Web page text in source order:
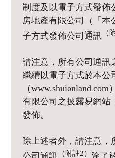
制度及以電子方式發佈
房地產有限公司（「本
子方式發佈公司通訊 （
請注意，所有公司通訊
繼續以電子方式於本公
（
有限公司之披露易網站
發佈。
除上述者外，請注意，
（附註2）